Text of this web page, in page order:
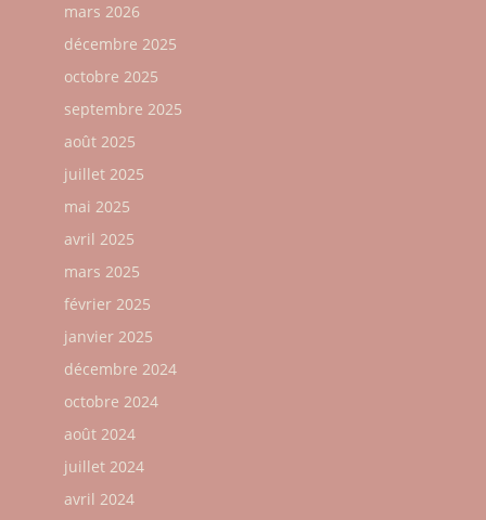
mars 2026
décembre 2025
octobre 2025
septembre 2025
août 2025
juillet 2025
mai 2025
avril 2025
mars 2025
février 2025
janvier 2025
décembre 2024
octobre 2024
août 2024
juillet 2024
avril 2024